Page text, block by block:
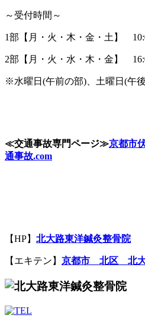
～受付時間～
1部【月・火・木・金・土】
2部【月・火・水・木・金】
※水曜日(午前の部)、土曜日(午
≪交通事故専門ページ≫京都市
通事故.com
【HP】 北大路東洋鍼灸整骨院
【エキテン】 京都市 北区 北